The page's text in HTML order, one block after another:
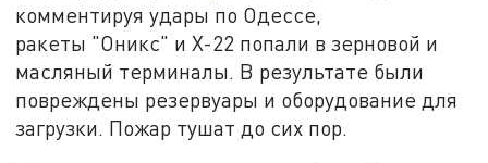
комментируя удары по Одессе,
ракеты "Оникс" и Х-22 попали в зерновой и
масляный терминалы. В результате были
повреждены резервуары и оборудование для
загрузки. Пожар тушат до сих пор.